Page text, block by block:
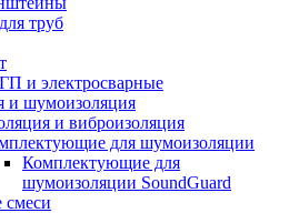
труб
и электросварные
и шумоизоляция
и виброизоляция
для шумоизоляции
Комплектующие для
шумоизоляции SoundGuard
смеси